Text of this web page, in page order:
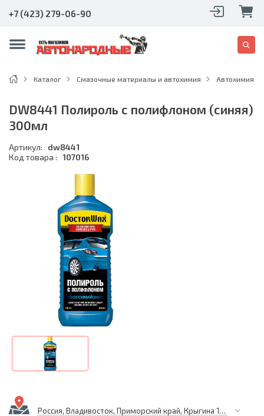
+7 (423) 279-06-90
Каталог Смазочные материалы и автохимия Автохимия
DW8441 Полироль с полифлоном (синяя)
300мл
Артикул:
dw8441
Код товара : 107016
Россия, Владивосток, Приморский край, Крыгина 105